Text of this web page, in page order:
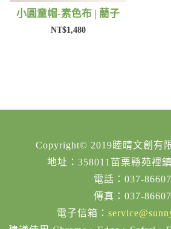
小圓童帽-素色布 | 藺子
NT$1,480
Copyright© 2019睦晴文創有
地址：358011苗栗縣苑裡
電話：037-
傳真：037-
電子信箱：